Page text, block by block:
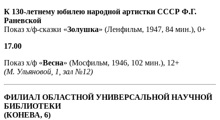
К 130-летнему юбилею народной артистки СССР Ф.Г.
Раневской
Показ х/ф-сказки «Золушка» (Ленфильм, 1947, 84 мин.), 0+
17.00
Показ х/ф «Весна» (Мосфильм, 1946, 102 мин.), 12+
(М. Ульяновой, 1, зал №12)
ФИЛИАЛ ОБЛАСТНОЙ УНИВЕРСАЛЬНОЙ НАУЧНОЙ
БИБЛИОТЕКИ
(КОНЕВА, 6)